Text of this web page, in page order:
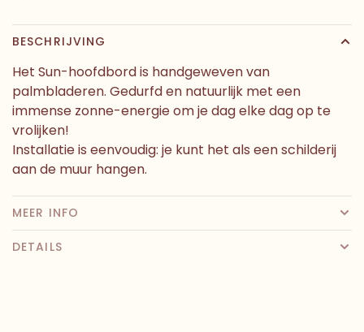
BESCHRIJVING
Het Sun-hoofdbord is handgeweven van
palmbladeren. Gedurfd en natuurlijk met een
immense zonne-energie om je dag elke dag op te
vrolijken!
Installatie is eenvoudig: je kunt het als een schilderij
aan de muur hangen.
MEER INFO
DETAILS